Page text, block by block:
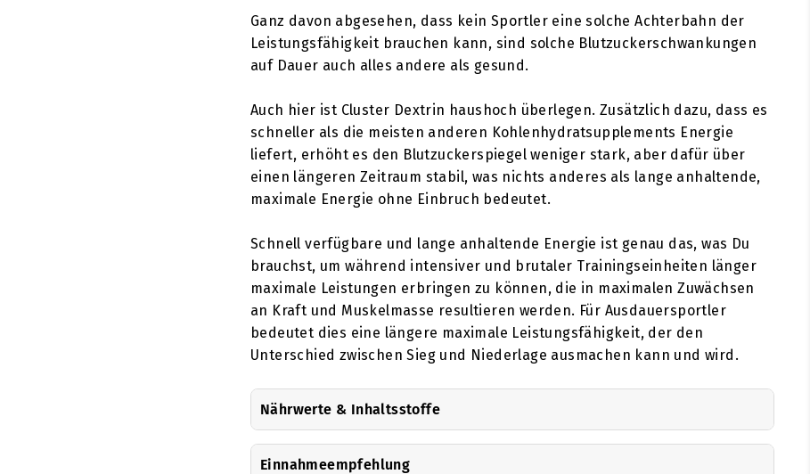
Ganz davon abgesehen, dass kein Sportler eine solche Achterbahn der
Leistungsfähigkeit brauchen kann, sind solche Blutzuckerschwankungen
auf Dauer auch alles andere als gesund.
Auch hier ist Cluster Dextrin haushoch überlegen. Zusätzlich dazu, dass es
schneller als die meisten anderen Kohlenhydratsupplements Energie
liefert, erhöht es den Blutzuckerspiegel weniger stark, aber dafür über
einen längeren Zeitraum stabil, was nichts anderes als lange anhaltende,
maximale Energie ohne Einbruch bedeutet.
Schnell verfügbare und lange anhaltende Energie ist genau das, was Du
brauchst, um während intensiver und brutaler Trainingseinheiten länger
maximale Leistungen erbringen zu können, die in maximalen Zuwächsen
an Kraft und Muskelmasse resultieren werden. Für Ausdauersportler
bedeutet dies eine längere maximale Leistungsfähigkeit, der den
Unterschied zwischen Sieg und Niederlage ausmachen kann und wird.
Nährwerte & Inhaltsstoffe
Einnahmeempfehlung